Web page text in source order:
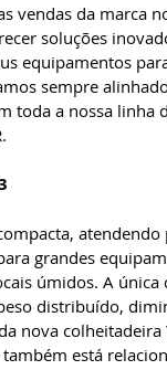
vendas da marca
soluções
equipamentos
sempre
toda a nossa linha
grandes
úmidos. A única
distribuído,
nova colheitadeira
está